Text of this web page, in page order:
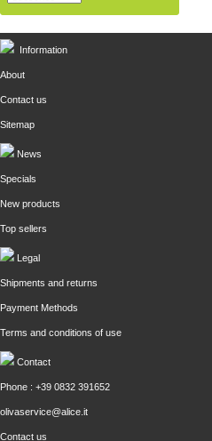
Information
About
Contact us
Sitemap
News
Specials
New products
Top sellers
Legal
Shipments and returns
Payment Methods
Terms and conditions of use
Contact
Phone : +39 0832 391652
olivaservice@alice.it
Contact us